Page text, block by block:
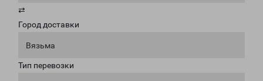
⇄
Город доставки
Вязьма
Тип перевозки